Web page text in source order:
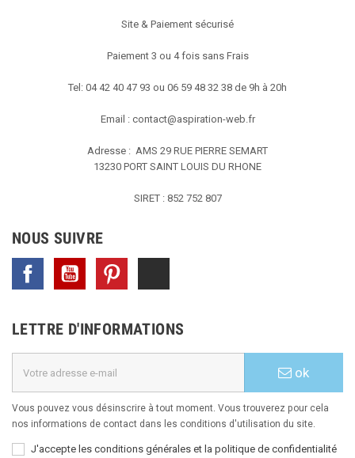
Site & Paiement sécurisé
Paiement 3 ou 4 fois sans Frais
Tel: 04 42 40 47 93 ou 06 59 48 32 38 de 9h à 20h
Email : contact@aspiration-web.fr
Adresse : AMS 29 RUE PIERRE SEMART
13230 PORT SAINT LOUIS DU RHONE
SIRET : 852 752 807
NOUS SUIVRE
Facebook YouTube
LETTRE D'INFORMATIONS
ok
Vous pouvez vous désinscrire à tout moment. Vous trouverez pour cela
nos informations de contact dans les conditions d'utilisation du site.
J'accepte les conditions générales et la politique de confidentialité